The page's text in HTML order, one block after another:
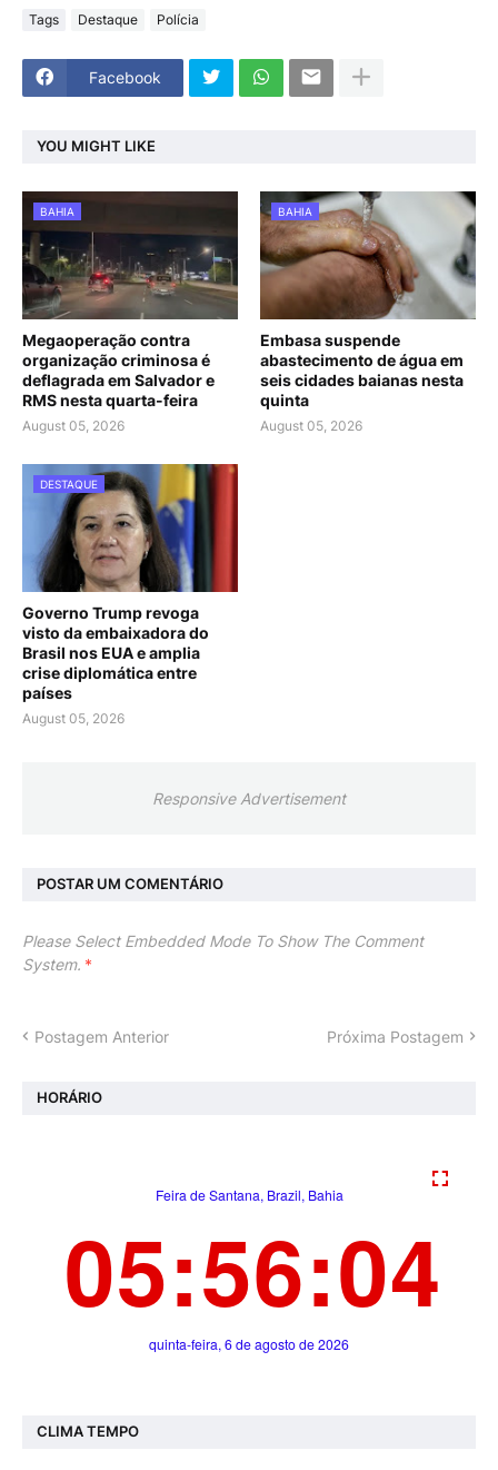
Tags Destaque Polícia
Facebook
YOU MIGHT LIKE
BAHIA
Megaoperação contra
organização criminosa é
deflagrada em Salvador e
RMS nesta quarta-feira
August 05, 2026
BAHIA
Embasa suspende
abastecimento de água em
seis cidades baianas nesta
quinta
August 05, 2026
DESTAQUE
Governo Trump revoga
visto da embaixadora do
Brasil nos EUA e amplia
crise diplomática entre
países
August 05, 2026
Responsive Advertisement
POSTAR UM COMENTÁRIO
Please Select Embedded Mode To Show The Comment
System. *
Postagem Anterior Próxima Postagem
HORÁRIO
CLIMA TEMPO